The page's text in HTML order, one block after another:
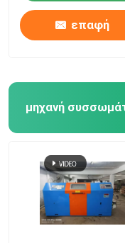
επαφή
μηχανή